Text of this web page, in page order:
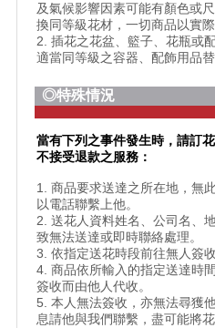
及氣候影響因素可能有顏色或
換同等級花材，一切商品以實際
2. 插花之花盆、籃子、花瓶或
適當同等級之容器、配飾用品替
◎特殊情況
當有下列之事件發生時，請訂
不接受退款之服務：
1. 商品要求送達之所在地，無
以電話聯繫上他。
2. 送花人資料姓名、公司名、
致無法送達或即時聯絡處理。
3. 依指定送花時段前往無人簽
4. 商品依所輸入的指定送達時
簽收而由他人代收。
5. 本人無法簽收，亦無法尋獲
息請他與我們聯繫，盡可能將花